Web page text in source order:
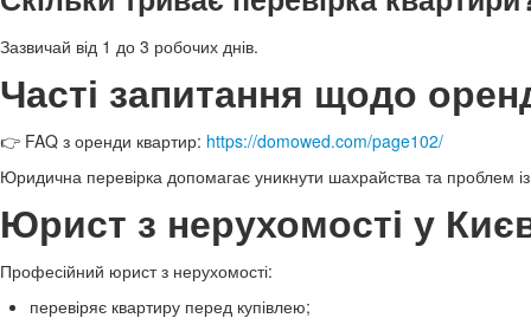
Зазвичай від 1 до 3 робочих днів.
Часті запитання щодо
👉 FAQ з оренди квартир: https://domowed.com/page102/
Юридична перевірка допомагає уникнути шахрайства та проблем
Юрист з нерухомості у
Професійний юрист з нерухомості:
перевіряє квартиру перед купівлею;